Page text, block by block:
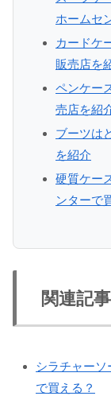
ホームセ
カードケ
販売店を
ペンケー
売店を紹
ブーツは
を紹介
硬質ケー
ンターで
関連記事
シラチャー
で買える？